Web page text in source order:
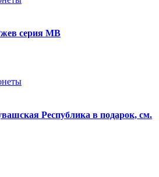
серия МВ
Республика в подарок, см.